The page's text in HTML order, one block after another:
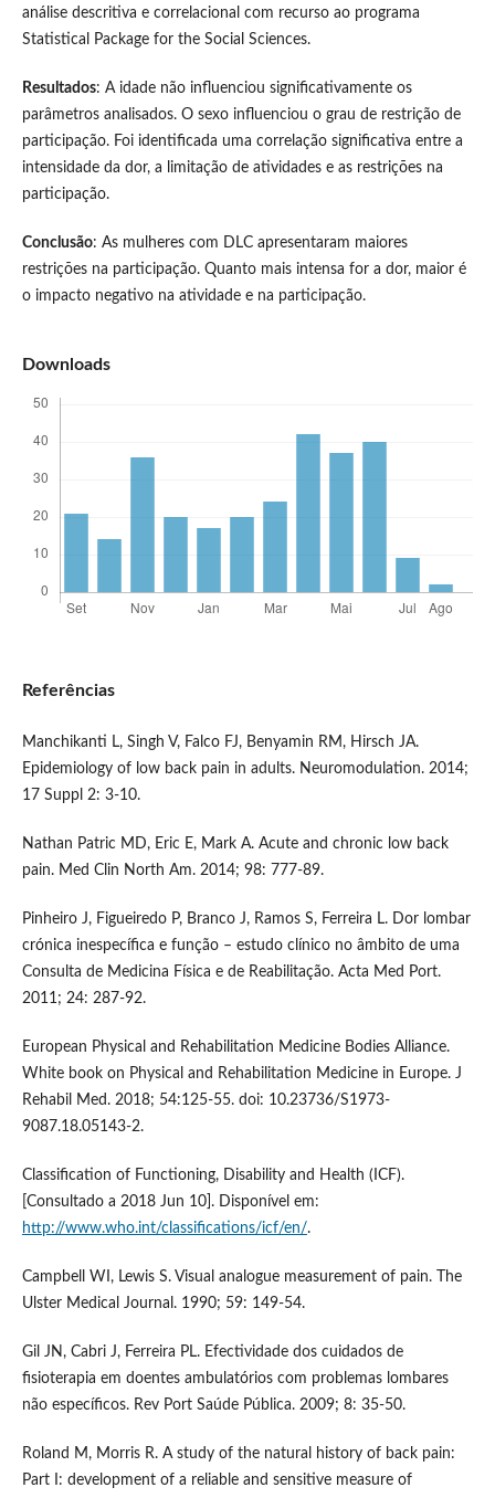
análise descritiva e correlacional com recurso ao programa
Statistical Package for the Social Sciences.
Resultados: A idade não influenciou significativamente os
parâmetros analisados. O sexo influenciou o grau de restrição de
participação. Foi identificada uma correlação significativa entre a
intensidade da dor, a limitação de atividades e as restrições na
participação.
Conclusão: As mulheres com DLC apresentaram maiores
restrições na participação. Quanto mais intensa for a dor, maior é
o impacto negativo na atividade e na participação.
Downloads
Referências
Manchikanti L, Singh V, Falco FJ, Benyamin RM, Hirsch JA.
Epidemiology of low back pain in adults. Neuromodulation. 2014;
17 Suppl 2: 3-10.
Nathan Patric MD, Eric E, Mark A. Acute and chronic low back
pain. Med Clin North Am. 2014; 98: 777-89.
Pinheiro J, Figueiredo P, Branco J, Ramos S, Ferreira L. Dor lombar
crónica inespecífica e função – estudo clínico no âmbito de uma
Consulta de Medicina Física e de Reabilitação. Acta Med Port.
2011; 24: 287-92.
European Physical and Rehabilitation Medicine Bodies Alliance.
White book on Physical and Rehabilitation Medicine in Europe. J
Rehabil Med. 2018; 54:125-55. doi: 10.23736/S1973-
9087.18.05143-2.
Classification of Functioning, Disability and Health (ICF).
[Consultado a 2018 Jun 10]. Disponível em:
http://www.who.int/classifications/icf/en/.
Campbell WI, Lewis S. Visual analogue measurement of pain. The
Ulster Medical Journal. 1990; 59: 149-54.
Gil JN, Cabri J, Ferreira PL. Efectividade dos cuidados de
fisioterapia em doentes ambulatórios com problemas lombares
não específicos. Rev Port Saúde Pública. 2009; 8: 35-50.
Roland M, Morris R. A study of the natural history of back pain:
Part I: development of a reliable and sensitive measure of